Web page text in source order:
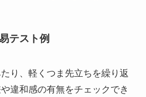
テスト例
り、軽くつま先立ちを繰り返
違和感の有無をチェックでき